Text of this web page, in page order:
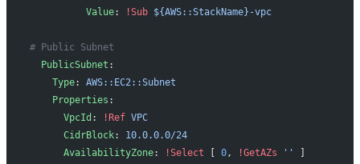
          Value
: !Sub ${AWS::StackName}-vpc
# Public Subnet
  PublicSubnet
:
    Type
: AWS::EC2::Subnet
    Properties
:
      VpcId
: !Ref VPC
      CidrBlock
: 10.0.0.0/24
      AvailabilityZone
: !Select 0, !GetAZs ''